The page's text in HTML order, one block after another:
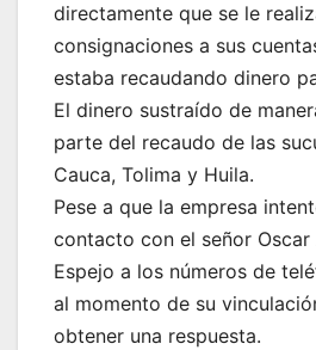
directamente que se le
consignaciones a sus
estaba recaudando dinero
El dinero sustraído de
parte del recaudo de las
Cauca, Tolima y Huila.
Pese a que la empresa
contacto con el señor Oscar
Espejo a los números de
al momento de su
obtener una respuesta.